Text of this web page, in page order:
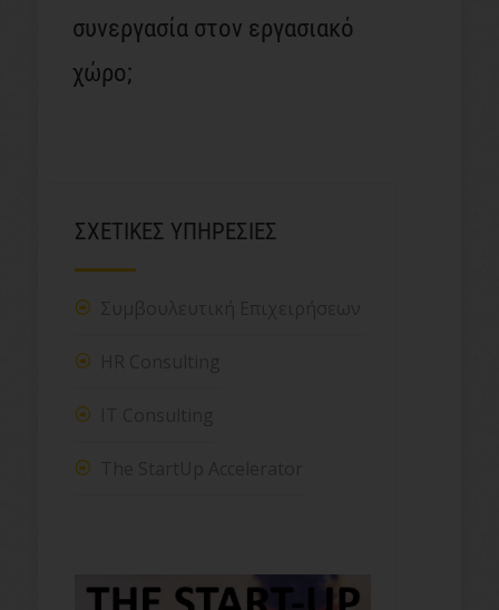
συνεργασία στον εργασιακό
χώρο;
ΣΧΕΤΙΚΕΣ ΥΠΗΡΕΣΙΕΣ